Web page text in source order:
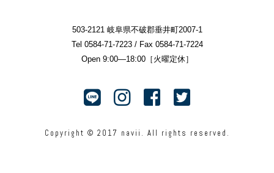
503-2121 岐阜県不破郡垂井町2007-1
Tel 0584-71-7223 / Fax 0584-71-7224
Open 9:00—18:00［火曜定休］
Copyright © 2017 navii. All rights reserved.